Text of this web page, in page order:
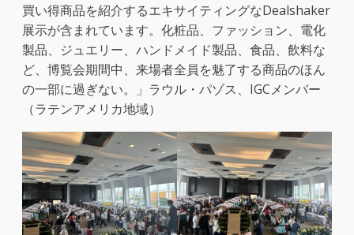
買い得商品を紹介するエキサイティングなDealshaker
展示が含まれています。化粧品、ファッション、電化
製品、ジュエリー、ハンドメイド製品、食品、飲料な
ど、博覧会期間中、来場者全員を魅了する商品のほん
の一部に過ぎない。」ラウル・パゾス、IGCメンバー
（ラテンアメリカ地域）